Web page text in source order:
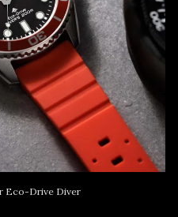
Eco-Drive Diver